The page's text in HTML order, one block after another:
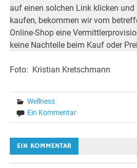
auf einen solchen Link klicken
kaufen, bekommen wir vom
Online-Shop eine
keine Nachteile beim Kauf oder
Foto: Kristian Kretschmann
Wellness
Ein Kommentar
EIN KOMMENTAR